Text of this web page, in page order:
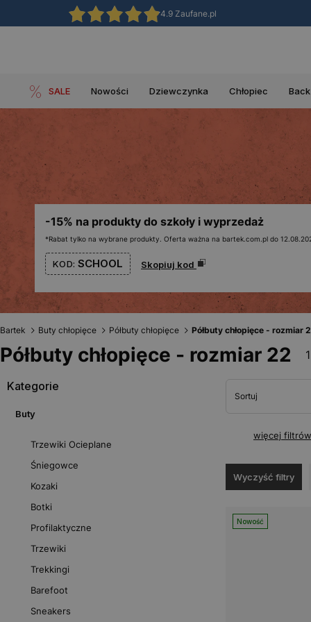
4.9 Zaufane.pl
SALE Nowości Dziewczynka Chłopiec
-15% na produkty do szkoły i wyprzedaż
*Rabat tylko na wybrane produkty. Oferta ważna na bartek.com.pl do
KOD: SCHOOL Skopiuj kod
Bartek Buty chłopięce Półbuty chłopięce Półbuty chłopięce - rozmiar
Półbuty chłopięce - rozmiar 22
Kategorie
Buty
Trzewiki Ocieplane
Śniegowce
Kozaki
Botki
Profilaktyczne
Trzewiki
Trekkingi
Barefoot
Sneakers
Sortuj
więcej
Wyczyść filtry
Nowość